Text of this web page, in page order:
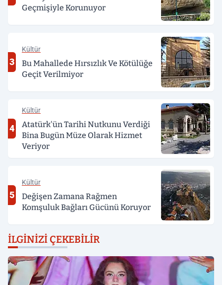
Geçmişiyle Korunuyor
3
Kültür
Bu Mahallede Hırsızlık Ve Kötülüğe
Geçit Verilmiyor
4
Kültür
Atatürk'ün Tarihi Nutkunu Verdiği
Bina Bugün Müze Olarak Hizmet
Veriyor
5
Kültür
Değişen Zamana Rağmen
Komşuluk Bağları Gücünü Koruyor
İLGINIZI ÇEKEBILIR